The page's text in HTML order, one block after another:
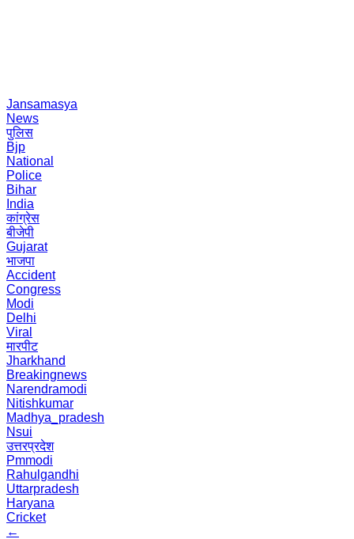
Jansamasya
News
पुलिस
Bjp
National
Police
Bihar
India
कांग्रेस
बीजेपी
Gujarat
भाजपा
Accident
Congress
Modi
Delhi
Viral
मारपीट
Jharkhand
Breakingnews
Narendramodi
Nitishkumar
Madhya_pradesh
Nsui
उत्तरप्रदेश
Pmmodi
Rahulgandhi
Uttarpradesh
Haryana
Cricket
←